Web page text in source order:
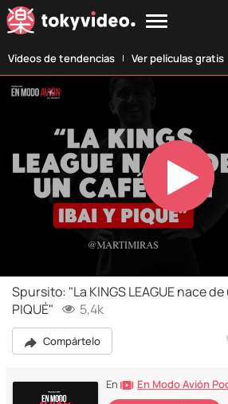
Vídeos de tendencias Ver películas gratis
Spursito: "La KINGS LEAGUE nace
PIQUÉ"
5,4k
Compártelo
En En Modo Avión